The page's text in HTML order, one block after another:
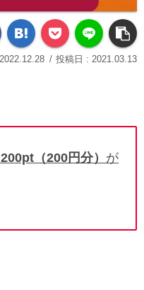
2022.12.28 2021.03.13
200pt （200 円分） が